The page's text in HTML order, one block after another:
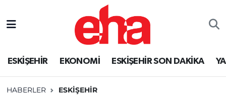
ESKİŞEHİR EKONOMİ ESKİŞEHİR SON DAKİKA
HABERLER ESKİŞEHİR